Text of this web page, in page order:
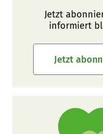
Jetzt
informiert
Jetzt